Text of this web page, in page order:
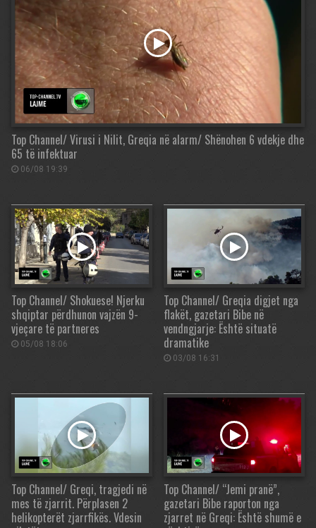
Top Channel/ Virusi i Nilit, Greqia në alarm/ Shënohen 6 vdekje dhe
65 të infektuar
06/08 19:39
Top Channel/ Shokuese! Njerku
shqiptar përdhunon vajzën 9-
vjeçare të partneres
05/08 18:06
Top Channel/ Greqia digjet nga
flakët, gazetari Bibe në
vendngjarje: Është situatë
dramatike
03/08 16:31
Top Channel/ Greqi, tragjedi në
mes të zjarrit. Përplasen 2
helikopterët zjarrfikës. Vdesin
Top Channel/ “Jemi pranë”,
gazetari Bibe raporton nga
zjarret në Greqi: Është shumë e